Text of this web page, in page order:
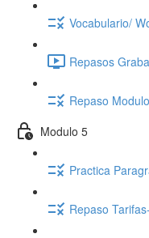
Vocabulario/
Repasos
Repaso
Modulo 5
Practica
Repaso